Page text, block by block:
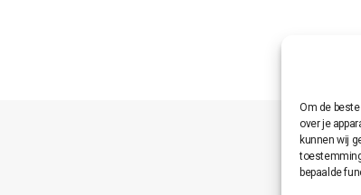
Om de
over je
kunnen wij
bepaalde